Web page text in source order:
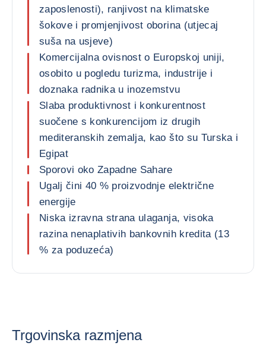
zaposlenosti), ranjivost na klimatske
šokove i promjenjivost oborina (utjecaj
suša na usjeve)
Komercijalna ovisnost o Europskoj uniji,
osobito u pogledu turizma, industrije i
doznaka radnika u inozemstvu
Slaba produktivnost i konkurentnost
suočene s konkurencijom iz drugih
mediteranskih zemalja, kao što su Turska i
Egipat
Sporovi oko Zapadne Sahare
Ugalj čini 40 % proizvodnje električne
energije
Niska izravna strana ulaganja, visoka
razina nenaplativih bankovnih kredita (13
% za poduzeća)
Trgovinska razmjena